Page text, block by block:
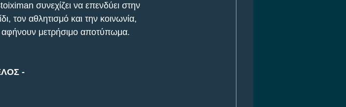
συνεχίζει να επενδύει στην
τον αθλητισμό και την κοινωνία,
αφήνουν μετρήσιμο αποτύπωμα.
-